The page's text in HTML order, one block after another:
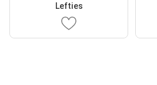
Lefties